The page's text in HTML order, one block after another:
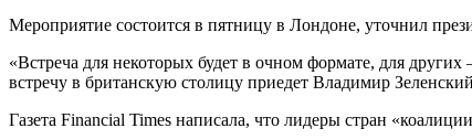
Мероприятие состоится в пятницу в Лондоне, уточнил
«Встреча для некоторых будет в очном формате, для
встречу в британскую столицу приедет Владимир
Газета Financial Times написала, что лидеры стран